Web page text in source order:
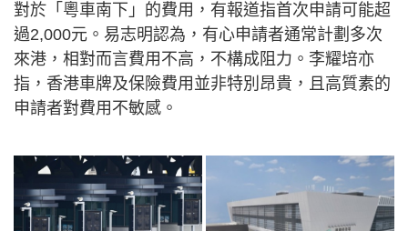
對於「粵車南下」的費用，有報道指首次申請可能超
過2,000元。易志明認為，有心申請者通常計劃多次
來港，相對而言費用不高，不構成阻力。李耀培亦
指，香港車牌及保險費用並非特別昂貴，且高質素的
申請者對費用不敏感。